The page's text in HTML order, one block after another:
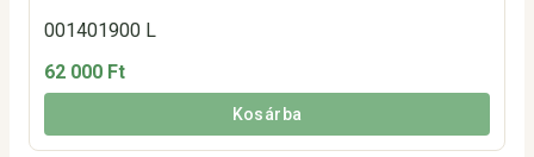
001401900 L
62 000 Ft
Kosárba